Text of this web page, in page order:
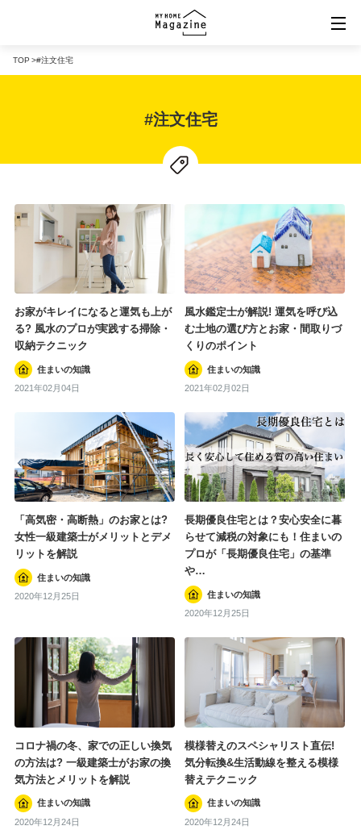
新築一戸建てのこと
住まいの知識
暮らしの知識
#注文住宅
#子ども
#規格住宅
#新築一戸建て
#藤山哲人 #家電
タグ一覧を見る
TOP #注文住宅
#注文住宅
お家がキレイになると運気も上が
る? 風水のプロが実践する掃除・
収納テクニック
住まいの知識
2021年02月04日
風水鑑定士が解説! 運気を呼び込
む土地の選び方とお家・間取りづ
くりのポイント
住まいの知識
2021年02月02日
「高気密・高断熱」のお家とは?
女性一級建築士がメリットとデメ
リットを解説
住まいの知識
2020年12月25日
長期優良住宅とは？安心安全に暮
らせて減税の対象にも！住まいの
プロが「長期優良住宅」の基準
や…
住まいの知識
2020年12月25日
コロナ禍の冬、家での正しい換気
の方法は? 一級建築士がお家の換
気方法とメリットを解説
住まいの知識
2020年12月24日
模様替えのスペシャリスト直伝!
気分転換&生活動線を整える模様
替えテクニック
住まいの知識
2020年12月24日